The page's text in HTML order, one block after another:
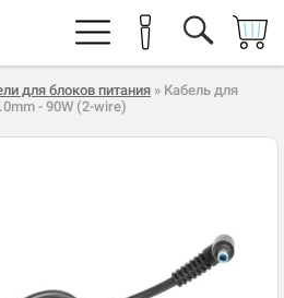
для блоков питания » Кабель для
- 90W (2-wire)